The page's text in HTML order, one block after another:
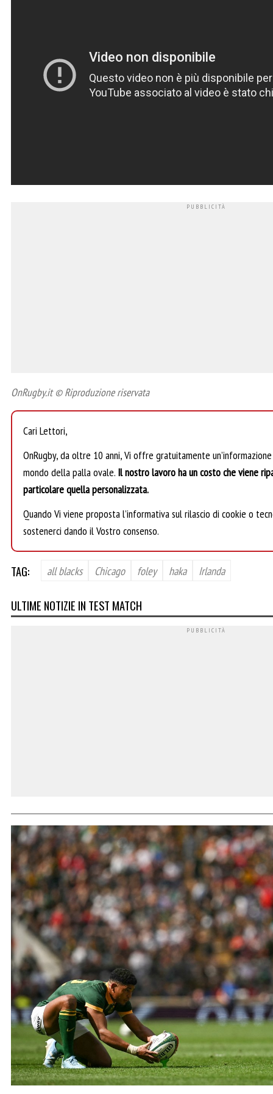
OnRugby.it © Riproduzione riservata
Cari Lettori,
OnRugby, da oltre 10 anni, Vi offre gratuitamente
mondo della palla ovale. Il nostro lavoro ha un costo che viene
particolare quella personalizzata.
Quando Vi viene proposta l’informativa sul rilascio di cookie o
sostenerci dando il Vostro consenso.
TAG: all blacks Chicago foley haka Irlanda
ULTIME NOTIZIE IN TEST MATCH